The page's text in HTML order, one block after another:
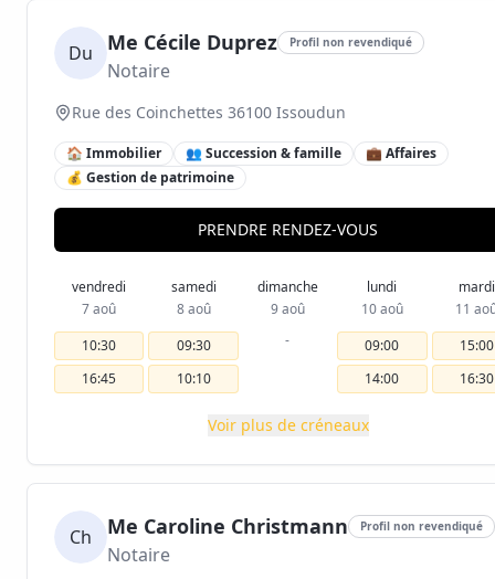
Du Me Cécile Duprez Profil non revendiqué
Notaire
Rue des Coinchettes 36100 Issoudun
🏠 Immobilier 👥 Succession & famille
💼 Affaires
💰 Gestion de patrimoine
PRENDRE RENDEZ-VOUS
vendredi
7 aoû
10:30
16:45
samedi
8 aoû
09:30
10:10
dimanche
9 aoû
-
lundi
10 aoû
09:00
14:00
mardi
11
15:00
16:30
Voir plus de créneaux
Ch Me Caroline Christmann Profil non revendiqué
Notaire